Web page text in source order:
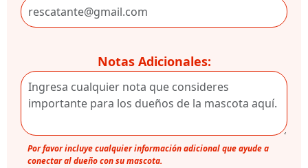
Notas Adicionales:
Por favor incluye cualquier información adicional que ayude a
conectar al dueño con su mascota.